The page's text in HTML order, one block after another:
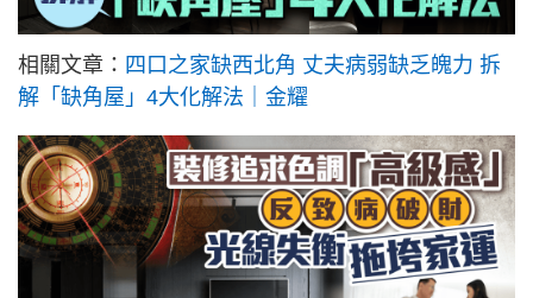
相關文章： 四口之家缺西北角 丈夫病弱缺乏魄力 拆
解「缺角屋」4大化解法｜金耀